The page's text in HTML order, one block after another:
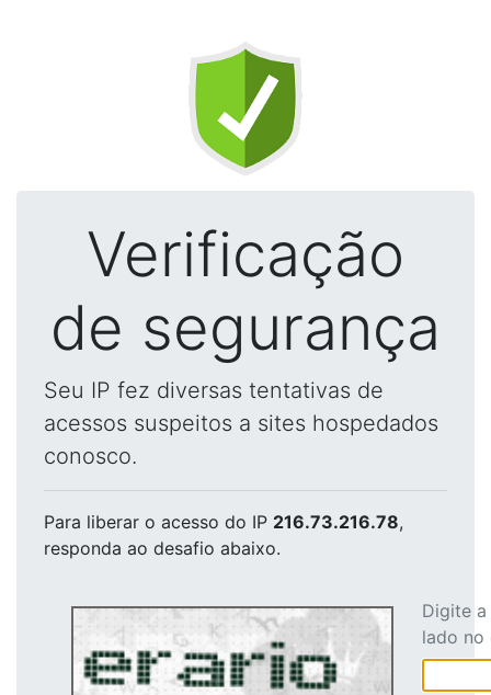
Verificação
de segurança
Seu IP fez diversas tentativas de
acessos suspeitos a sites hospedados
conosco.
Para liberar o acesso do IP 216.73.216.78,
responda ao desafio abaixo.
Digite
lado no